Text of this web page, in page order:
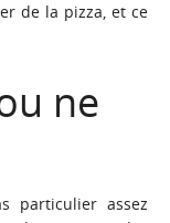
de la pizza, et ce
ne
particulier assez